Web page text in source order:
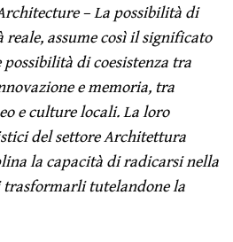
– La possibilità di
reale, assume così il significato
di coesistenza tra
e memoria, tra
e culture locali. La loro
del settore Architettura
la capacità di radicarsi nella
tutelandone la